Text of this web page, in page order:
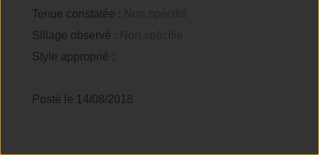
Tenue constatée : Non spécifié
Sillage observé : Non spécifié
Style approprié :
Posté le 14/08/2018